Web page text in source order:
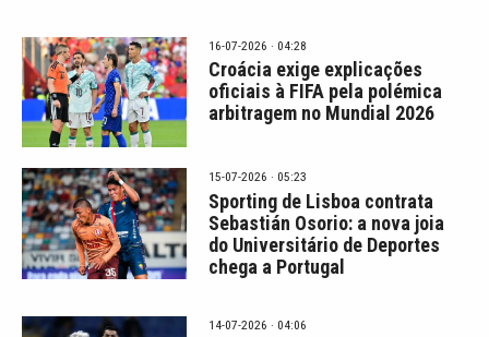
16-07-2026 · 04:28
Croácia exige explicações
oficiais à FIFA pela polémica
arbitragem no Mundial 2026
15-07-2026 · 05:23
Sporting de Lisboa contrata
Sebastián Osorio: a nova joia
do Universitário de Deportes
chega a Portugal
14-07-2026 · 04:06